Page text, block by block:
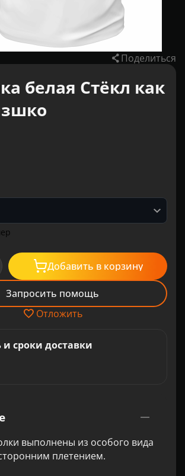
Поделиться
белая Стёкл как
Добавить в корзину
Запросить помощь
Отложить
сроки доставки
выполнены из особого вида
плетением.